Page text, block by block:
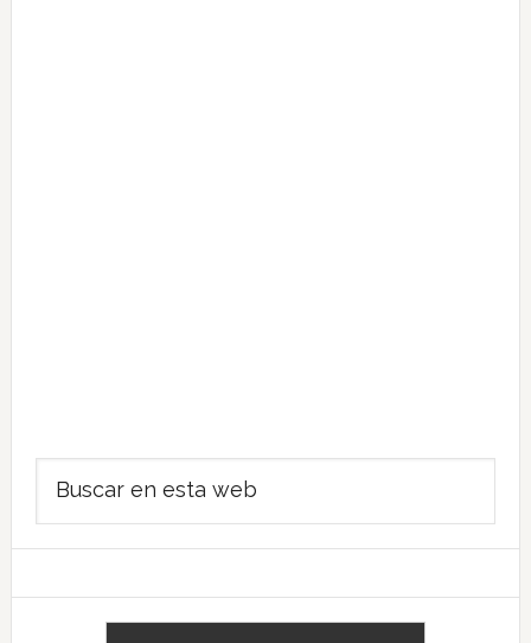
Barra
lateral
principal